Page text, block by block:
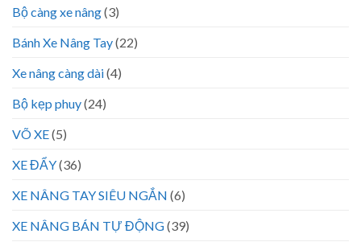
Bộ càng xe nâng(3)
Bánh Xe Nâng Tay(22)
Xe nâng càng dài(4)
Bộ kẹp phuy(24)
VÕ XE(5)
XE ĐẨY(36)
XE NÂNG TAY SIÊU NGẮN (6)
XE NÂNG BÁN TỰ ĐỘNG(39)